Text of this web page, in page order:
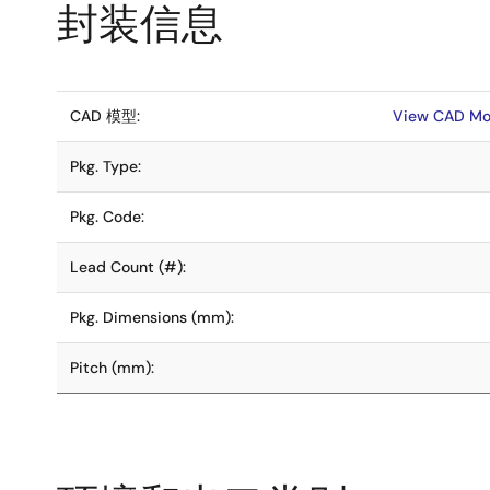
封装信息
CAD 模型: View CAD
Pkg. Type:
Pkg. Code:
Lead Count (#):
Pkg. Dimensions (mm):
Pitch (mm):